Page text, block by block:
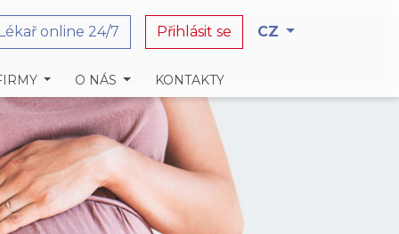
online 24/7 Přihlásit se CZ
O NÁS KONTAKTY